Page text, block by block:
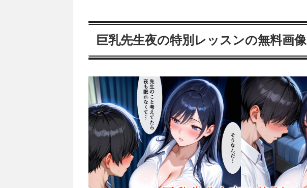
巨乳先生夜の特別レッスンの無料画像